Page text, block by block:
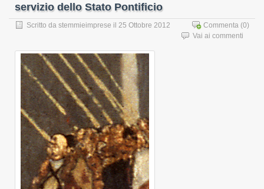
servizio dello Stato Pontificio
Scritto da stemmieimprese il 25 Ottobre 2012 Commenta (0)
Vai ai commenti